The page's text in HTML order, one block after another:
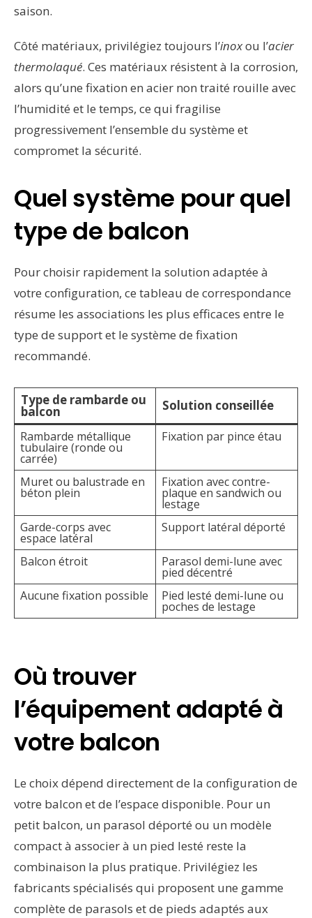
saison.
Côté matériaux, privilégiez toujours l’inoxou l’acier
thermolaqué. Ces matériaux résistent à la corrosion,
alors qu’une fixation en acier non traité rouille avec
l’humidité et le temps, ce qui fragilise
progressivement l’ensemble du système et
compromet la sécurité.
Quel système pour quel
type de balcon
Pour choisir rapidement la solution adaptée à
votre configuration, ce tableau de correspondance
résume les associations les plus efficaces entre le
type de support et le système de fixation
recommandé.
Type de rambarde ou
balcon Solution conseillée
Rambarde métallique
tubulaire (ronde ou
carrée)
Fixation par pince étau
Muret ou balustrade en
béton plein
Fixation avec contre-
plaque en sandwich ou
lestage
Garde-corps avec
espace latéral
Support latéral déporté
Balcon étroit Parasol demi-lune avec
pied décentré
Aucune fixation possible
Pied lesté demi-lune ou
poches de lestage
Où trouver
l’équipement adapté à
votre balcon
Le choix dépend directement de la configuration de
votre balcon et de l’espace disponible. Pour un
petit balcon, un parasol déporté ou un modèle
compact à associer à un pied lesté reste la
combinaison la plus pratique. Privilégiez les
fabricants spécialisés qui proposent une gamme
complète de parasols et de pieds adaptés aux